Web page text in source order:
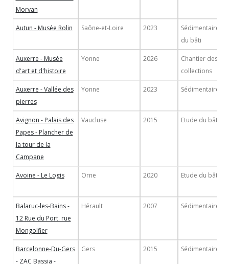
Morvan
Autun - Musée Rolin Saône-et-Loire 2023
Sédimentaire/
du bâti
Auxerre - Musée
d'art et d'histoire
Yonne 2026
Chantier des
collections
Auxerre - Vallée des
pierres
Yonne 2023 Sédimentaire
Avignon - Palais des
Papes - Plancher de
la tour de la
Campane
Vaucluse 2015 Etude du bâti
Avoine - Le Logis Orne 2020 Etude du bâti
Balaruc-les-Bains -
12 Rue du Port. rue
Mongolfier
Hérault 2007 Sédimentaire
Barcelonne-Du-Gers
- ZAC Bassia -
Gers 2015 Sédimentaire